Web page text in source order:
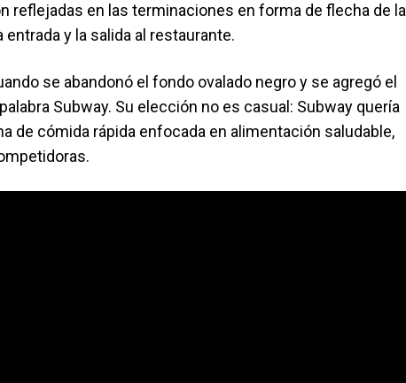
reflejadas en las terminaciones en forma de flecha de la
entrada y la salida al restaurante.
se abandonó el fondo ovalado negro y se agregó el
Subway. Su elección no es casual: Subway quería
de cómida rápida enfocada en alimentación saludable,